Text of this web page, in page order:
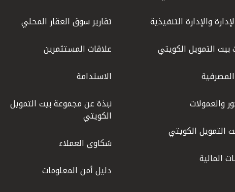
والإدارة التنفيذية
بيت التمويل الكويتي
والعمولات
التمويل الكويتي
المالية
تقارير سوق العقار المحلي
علاقات المستثمرين
الاستدامة
نبذة عن مجموعة بيت التمويل
الكويتي
شكاوى العملاء
دليل أمن المعلومات